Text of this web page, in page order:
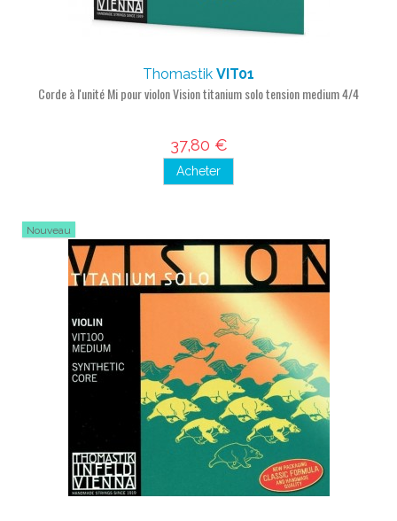
Thomastik VIT01
Corde à l'unité Mi pour violon Vision titanium solo tension medium 4/4
37,80 €
Acheter
Nouveau